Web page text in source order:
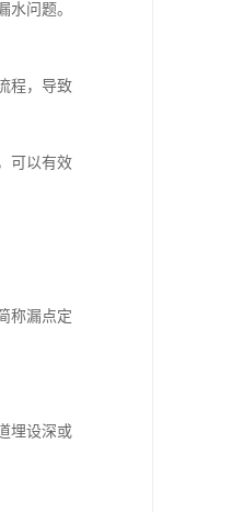
问题。
程，导致
可以有效
称漏点定
埋设深或